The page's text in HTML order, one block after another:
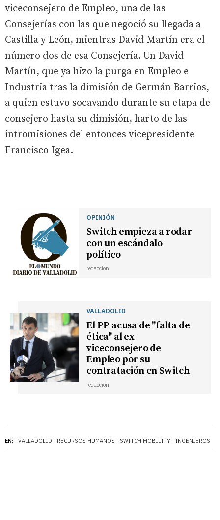
EN: VALLADOLID RECURSOS HUMANOS SWITCH MOBILITY INGENIEROS
viceconsejero de Empleo, una de las
Consejerías con las que negoció su llegada a
Castilla y León, mientras David Martín era el
número dos de esa Consejería. Un David
Martín, que ya hizo la purga en Empleo e
Industria tras la dimisión de Germán Barrios,
a quien estuvo socavando durante su etapa de
consejero hasta su dimisión, harto de las
intromisiones del entonces vicepresidente
Francisco Igea.
OPINIÓN
Switch empieza a rodar
con un escándalo
político
redaccion
VALLADOLID
El PP acusa de "falta de
ética" al ex
viceconsejero de
Empleo por su
contratación en Switch
redaccion